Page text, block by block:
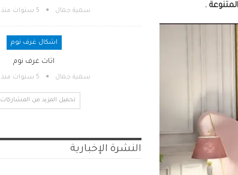
.
سمية جمال 5 سنوات منذ
اشكال غرف نوم
اثاث غرف نوم
سمية جمال 5 سنوات منذ
تحميل المزيد من المشاركات
النشرة الإخبارية